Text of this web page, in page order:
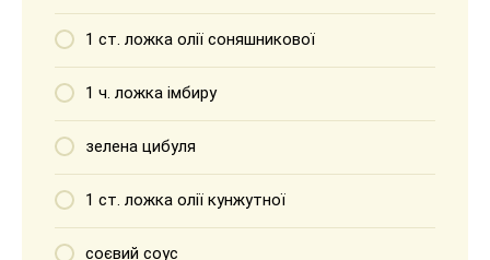
1 ст. ложка олії соняшникової
1 ч. ложка імбиру
зелена цибуля
1 ст. ложка олії кунжутної
соєвий соус